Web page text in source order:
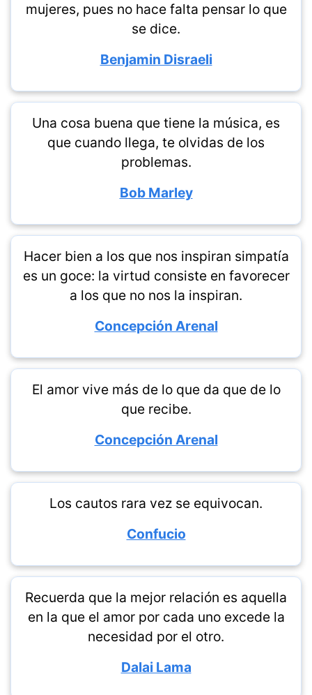
mujeres, pues no hace falta pensar lo que
se dice.
Benjamin Disraeli
Una cosa buena que tiene la música, es
que cuando llega, te olvidas de los
problemas.
Bob Marley
Hacer bien a los que nos inspiran simpatía
es un goce: la virtud consiste en favorecer
a los que no nos la inspiran.
Concepción Arenal
El amor vive más de lo que da que de lo
que recibe.
Concepción Arenal
Los cautos rara vez se equivocan.
Confucio
Recuerda que la mejor relación es aquella
en la que el amor por cada uno excede la
necesidad por el otro.
Dalai Lama